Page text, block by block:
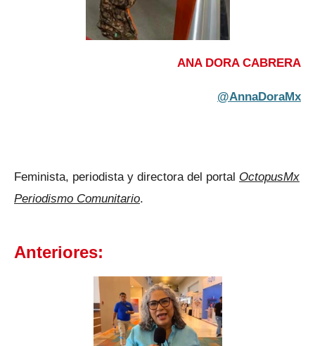
ANA DORA CABRERA
@AnnaDoraMx
Feminista, periodista y directora del portal OctopusMx
Periodismo Comunitario.
Anteriores: